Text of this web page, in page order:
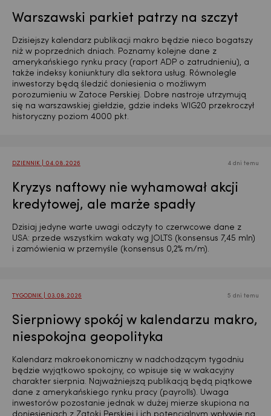
Warszawski parkiet patrzy na szczyt
Dzisiejszy kalendarz publikacji makro będzie nieco bogatszy
niż w poprzednich dniach. Poznamy kolejne dane z
amerykańskiego rynku pracy (raport ADP o zatrudnieniu), a
także indeksy koniunktury dla sektora usług. Równolegle
inwestorzy będą śledzić doniesienia o możliwym
porozumieniu w Zatoce Perskiej. Dobre nastroje utrzymują
się na warszawskiej giełdzie, gdzie indeks WIG20 przekroczył
historyczny poziom 4000 pkt.
DZIENNIK | 04.08.2026 4 dni temu
Kryzys naftowy nie wyhamował akcji
kredytowej, ale marże spadły
Dzisiaj jedyne warte uwagi odczyty to czerwcowe dane z
USA: przede wszystkim wakaty wg JOLTS (konsensus 7,45 mln)
i zamówienia w przemyśle (konsensus 0,2% m/m).
TYGODNIK | 03.08.2026 5 dni temu
Sierpniowy spokój w kalendarzu makro,
niespokojna geopolityka
Kalendarz makroekonomiczny w nadchodzącym tygodniu
będzie wyjątkowo spokojny, co wpisuje się w wakacyjny
charakter sierpnia. Najważniejszą publikacją będą piątkowe
dane z amerykańskiego rynku pracy (payrolls). Uwaga
inwestorów pozostanie jednak w dużej mierze skupiona na